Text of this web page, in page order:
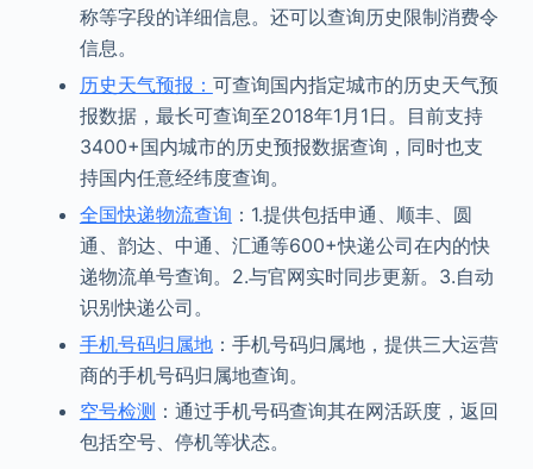
称等字段的详细信息。还可以查询历史限制消费令
信息。
历史天气预报： 可查询国内指定城市的历史天气预
报数据，最长可查询至2018年1月1日。目前支持
3400+国内城市的历史预报数据查询，同时也支
持国内任意经纬度查询。
全国快递物流查询 ：1.提供包括申通、顺丰、圆
通、韵达、中通、汇通等600+快递公司在内的快
递物流单号查询。2.与官网实时同步更新。3.自动
识别快递公司。
手机号码归属地：手机号码归属地，提供三大运营
商的手机号码归属地查询。
空号检测 ：通过手机号码查询其在网活跃度，返回
包括空号、停机等状态。